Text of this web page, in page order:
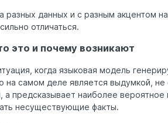
данных и с разным акцентом
отличаться.
это и почему возникают
когда языковая модель
на самом деле является выдумкой,
предсказывает наиболее
несуществующие факты.